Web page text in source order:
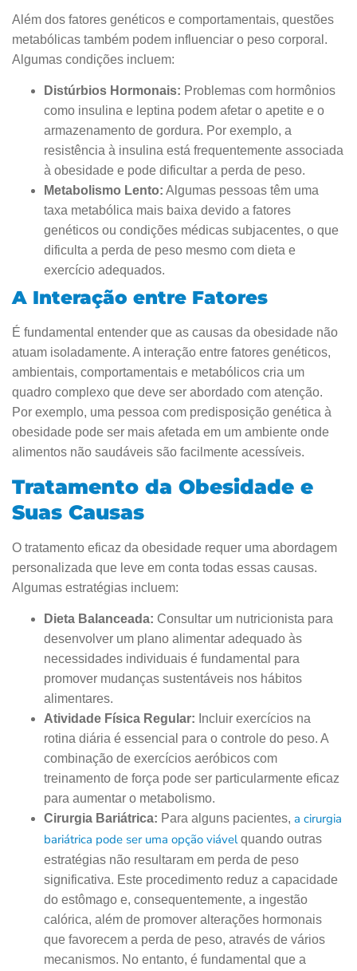
Além dos fatores genéticos e comportamentais, questões
metabólicas também podem influenciar o peso corporal.
Algumas condições incluem:
Distúrbios Hormonais: Problemas com hormônios
como insulina e leptina podem afetar o apetite e o
armazenamento de gordura. Por exemplo, a
resistência à insulina está frequentemente associada
à obesidade e pode dificultar a perda de peso.
Metabolismo Lento: Algumas pessoas têm uma
taxa metabólica mais baixa devido a fatores
genéticos ou condições médicas subjacentes, o que
dificulta a perda de peso mesmo com dieta e
exercício adequados.
A Interação entre Fatores
É fundamental entender que as causas da obesidade não
atuam isoladamente. A interação entre fatores genéticos,
ambientais, comportamentais e metabólicos cria um
quadro complexo que deve ser abordado com atenção.
Por exemplo, uma pessoa com predisposição genética à
obesidade pode ser mais afetada em um ambiente onde
alimentos não saudáveis são facilmente acessíveis.
Tratamento da Obesidade e
Suas Causas
O tratamento eficaz da obesidade requer uma abordagem
personalizada que leve em conta todas essas causas.
Algumas estratégias incluem:
Dieta Balanceada: Consultar um nutricionista para
desenvolver um plano alimentar adequado às
necessidades individuais é fundamental para
promover mudanças sustentáveis nos hábitos
alimentares.
Atividade Física Regular: Incluir exercícios na
rotina diária é essencial para o controle do peso. A
combinação de exercícios aeróbicos com
treinamento de força pode ser particularmente eficaz
para aumentar o metabolismo.
Cirurgia Bariátrica: Para alguns pacientes, a cirurgia
bariátrica pode ser uma opção viável quando outras
estratégias não resultaram em perda de peso
significativa. Este procedimento reduz a capacidade
do estômago e, consequentemente, a ingestão
calórica, além de promover alterações hormonais
que favorecem a perda de peso, através de vários
mecanismos. No entanto, é fundamental que a